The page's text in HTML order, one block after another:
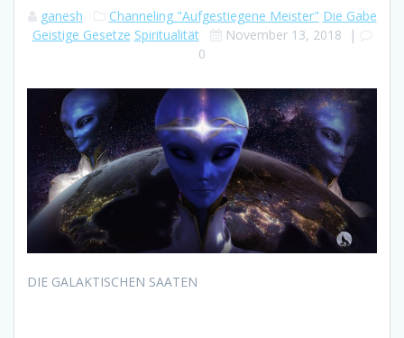
ganesh Channeling "Aufgestiegene Meister" Die Gabe
Geistige Gesetze Spiritualität November 13, 2018 |
0
DIE GALAKTISCHEN SAATEN